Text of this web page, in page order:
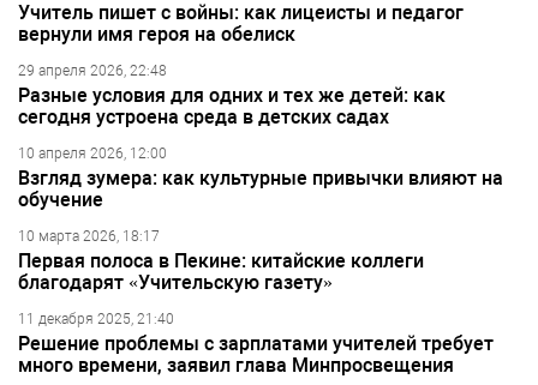
Учитель пишет с войны: как лицеисты и педагог
вернули имя героя на обелиск
29 апреля 2026, 22:48
Разные условия для одних и тех же детей: как
сегодня устроена среда в детских садах
10 апреля 2026, 12:00
Взгляд зумера: как культурные привычки влияют на
обучение
10 марта 2026, 18:17
Первая полоса в Пекине: китайские коллеги
благодарят «Учительскую газету»
11 декабря 2025, 21:40
Решение проблемы с зарплатами учителей требует
много времени, заявил глава Минпросвещения